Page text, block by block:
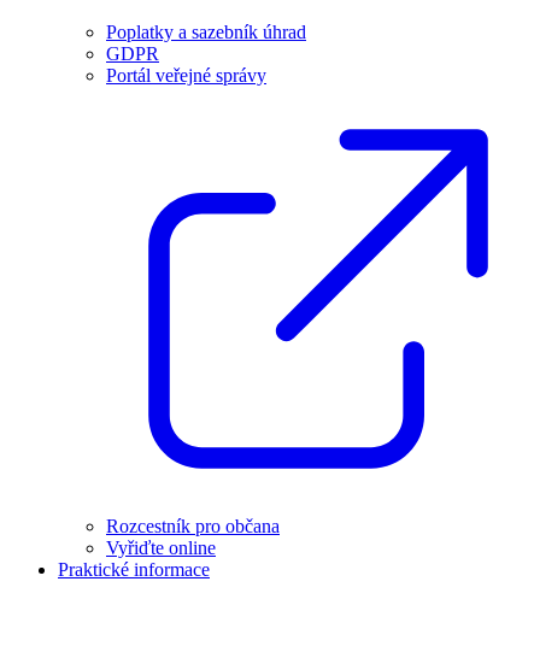
Poplatky a sazebník úhrad
GDPR
Portál veřejné správy
Rozcestník pro občana
Vyřiďte online
Praktické informace